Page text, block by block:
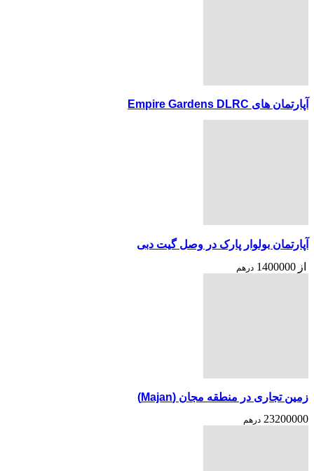
آپارتمان های Empire Gardens DLRC
آپارتمان بولوار پارک در وصل گیت دبی
از 1400000 درهم
زمین تجاری در منطقه مجان (Majan)
23200000 درهم